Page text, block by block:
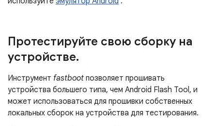
Протестируйте свою сборку на
устройстве.
Инструмент fastboot позволяет прошивать
устройства большего типа, чем Android Flash Tool, и
может использоваться для прошивки собственных
локальных сборок на устройства для тестирования.